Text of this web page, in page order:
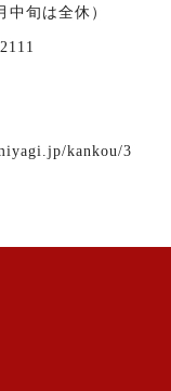
中旬は全休）
kankou/3